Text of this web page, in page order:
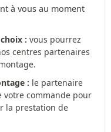
à vous au moment
: vous pourrez
centres partenaires
: le partenaire
votre commande pour
la prestation de